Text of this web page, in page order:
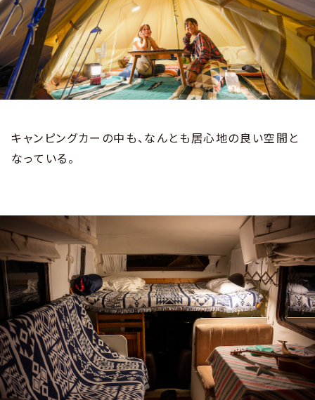
キャンピングカーの中も、なんとも居心地の良い空間と
なっている。